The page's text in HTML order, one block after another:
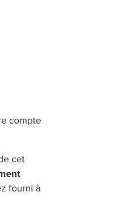
compte
cet
fourni à